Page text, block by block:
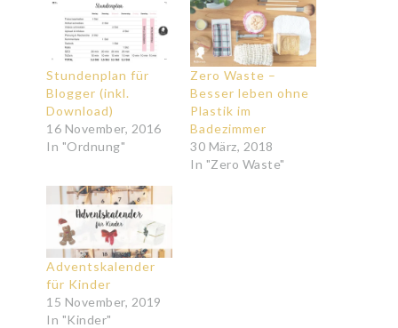
Stundenplan für
Blogger (inkl.
Download)
16 November, 2016
In "Ordnung"
Zero Waste –
Besser leben ohne
Plastik im
Badezimmer
30 März, 2018
In "Zero Waste"
Adventskalender
für Kinder
15 November, 2019
In "Kinder"